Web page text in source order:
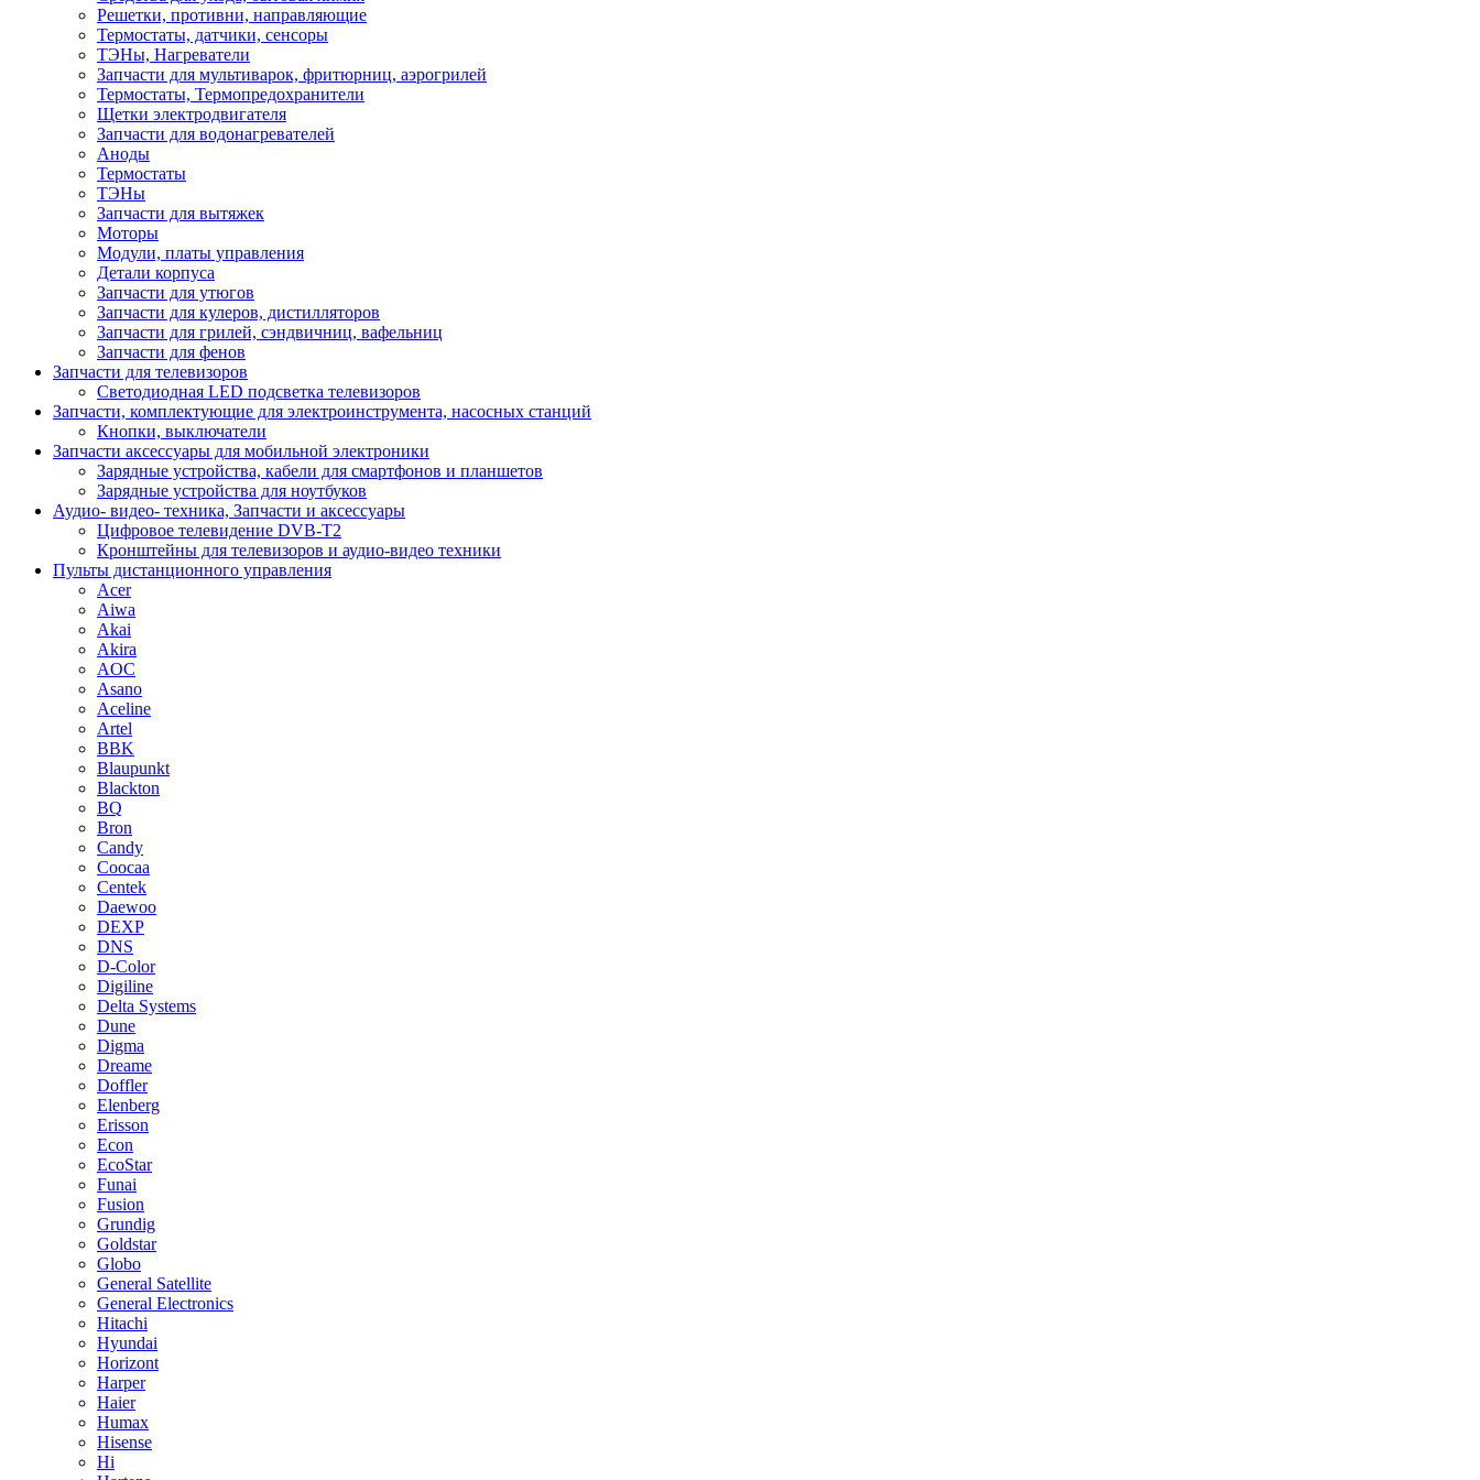
Решетки, противни, направляющие
Термостаты, датчики, сенсоры
ТЭНы, Нагреватели
Запчасти для мультиварок, фритюрниц, аэрогрилей
Термостаты, Термопредохранители
Щетки электродвигателя
Запчасти для водонагревателей
Аноды
Термостаты
ТЭНы
Запчасти для вытяжек
Моторы
Модули, платы управления
Детали корпуса
Запчасти для утюгов
Запчасти для кулеров, дистилляторов
Запчасти для грилей, сэндвичниц, вафельниц
Запчасти для фенов
Запчасти для телевизоров
Светодиодная LED подсветка телевизоров
Запчасти, комплектующие для электроинструмента, насосных станций
Кнопки, выключатели
Запчасти аксессуары для мобильной электроники
Зарядные устройства, кабели для смартфонов и планшетов
Зарядные устройства для ноутбуков
Аудио- видео- техника, Запчасти и аксессуары
Цифровое телевидение DVB-T2
Кронштейны для телевизоров и аудио-видео техники
Пульты дистанционного управления
Acer
Aiwa
Akai
Akira
AOC
Asano
Aceline
Artel
BBK
Blaupunkt
Blackton
BQ
Bron
Candy
Coocaa
Centek
Daewoo
DEXP
DNS
D-Color
Digiline
Delta Systems
Dune
Digma
Dreame
Doffler
Elenberg
Erisson
Econ
EcoStar
Funai
Fusion
Grundig
Goldstar
Globo
General Satellite
General Electronics
Hitachi
Hyundai
Horizont
Harper
Haier
Humax
Hisense
Hi